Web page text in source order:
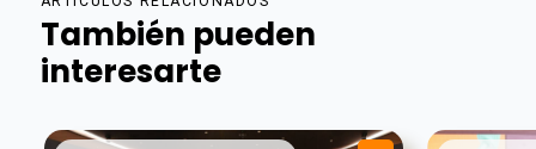
También pueden
interesarte